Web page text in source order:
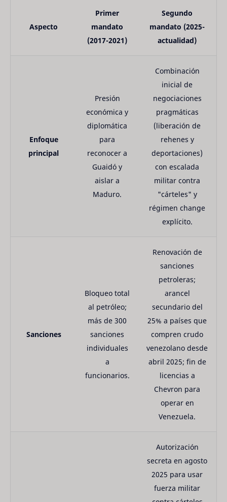
Aspecto
Primer
mandato
(2017-2021)
Segundo
mandato (2025-
actualidad)
Enfoque
principal
Presión
económica y
diplomática
para
reconocer a
Guaidó y
aislar a
Maduro.
Combinación
inicial de
negociaciones
pragmáticas
(liberación de
rehenes y
deportaciones)
con escalada
militar contra
"cárteles" y
régimen change
explícito.
Sanciones
Bloqueo total
al petróleo;
más de 300
sanciones
individuales
a
funcionarios.
Renovación de
sanciones
petroleras;
arancel
secundario del
25% a países que
compren crudo
venezolano desde
abril 2025; fin de
licencias a
Chevron para
operar en
Venezuela.
Autorización
secreta en agosto
2025 para usar
fuerza militar